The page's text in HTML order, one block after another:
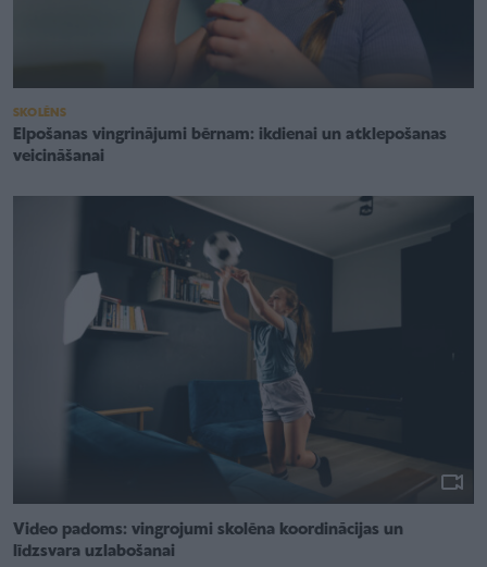
SKOLĒNS
Elpošanas vingrinājumi bērnam: ikdienai un atklepošanas
veicināšanai
Video padoms: vingrojumi skolēna koordinācijas un
līdzsvara uzlabošanai